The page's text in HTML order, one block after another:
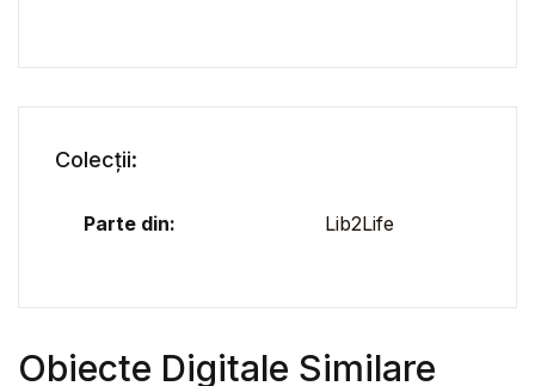
Colecții:
Parte din: Lib2Life
Obiecte Digitale Similare